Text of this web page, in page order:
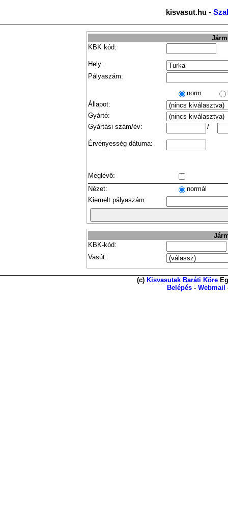
kisvasut.hu -
KBK kód:
Hely:
Pályaszám:
norm.
Állapot:
Gyártó:
Gyártási szám/év:
/
Érvényesség dátuma:
Meglévő:
Nézet:
normál
Kiemelt pályaszám:
KBK-kód:
Vasút:
(c) Kisvasutak Baráti Köre
Belépés - Webmail